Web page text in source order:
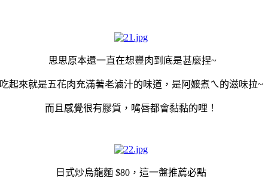
思思原本還一直在想豐肉到底是甚麼捏~
吃起來就是五花肉充滿著老滷汁的味道，是阿嬤煮ㄟ的滋味拉~
而且感覺很有膠質，嘴唇都會黏黏的哩！
日式炒烏龍麵 $80， 這一盤推薦必點